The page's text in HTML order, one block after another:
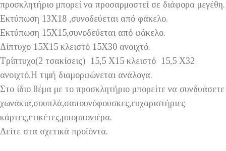
προσκλητήριο μπορεί να προσαρμοστεί σε διάφορα μεγέθη.
Εκτύπωση 13Χ18 ,συνοδεύεται από φάκελο.
Εκτύπωση 15Χ15,συνοδεύεται από φάκελο.
Δίπτυχο 15Χ15 κλειστό 15Χ30 ανοιχτό.
Τρίπτυχο(2 τσακίσεις) 15,5 Χ15 κλειστό 15,5 Χ32
ανοιχτό.Η τιμή διαμορφώνεται ανάλογα.
Στο ίδιο θέμα με το προσκλητήριο μπορείτε να συνδυάσετε
χωνάκια,σουπλά,σαπουνόφουσκες,ευχαριστήριες
κάρτες,ετικέτες,μπομπονιέρα.
Δείτε στα σχετικά προΐόντα.